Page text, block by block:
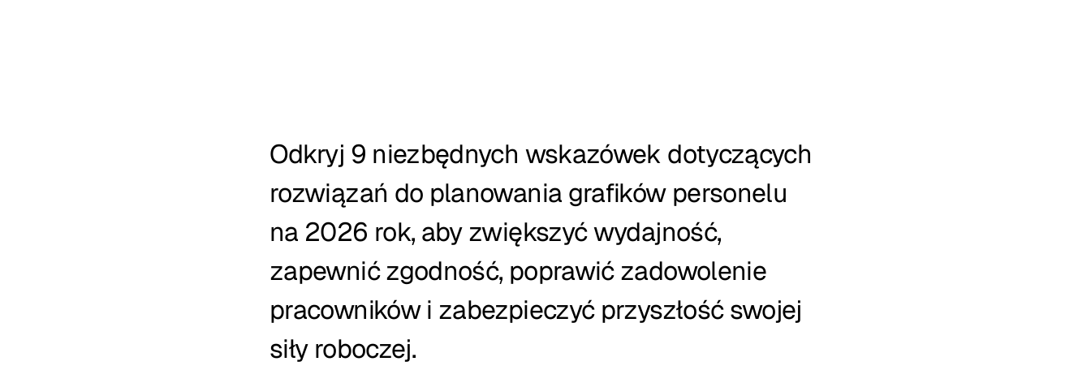
Odkryj 9 niezbędnych wskazówek dotyczących
rozwiązań do planowania grafików personelu
na 2026 rok, aby zwiększyć wydajność,
zapewnić zgodność, poprawić zadowolenie
pracowników i zabezpieczyć przyszłość swojej
siły roboczej.